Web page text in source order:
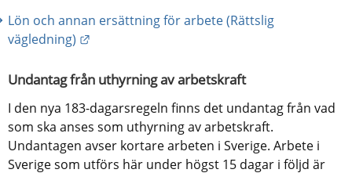
Lön och annan ersättning för arbete (Rättslig
vägledning)
Undantag från uthyrning av arbetskraft
I den nya 183-dagarsregeln finns det undantag från vad
som ska anses som uthyrning av arbetskraft.
Undantagen avser kortare arbeten i Sverige. Arbete i
Sverige som utförs här under högst 15 dagar i följd är